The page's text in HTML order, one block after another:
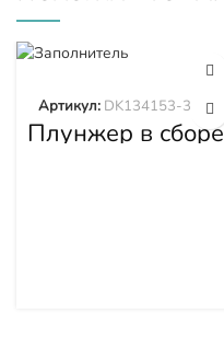
Плунжер в сборе
DK134153-3520
Артикул: DK134153-3520